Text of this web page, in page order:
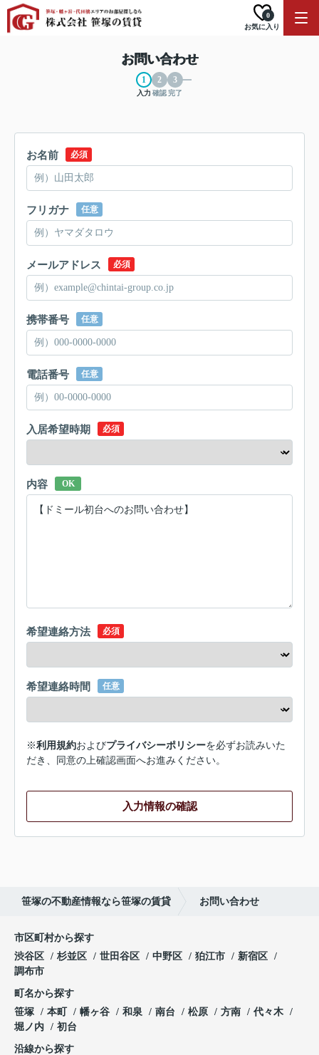
お気に入り
0
お問い合わせ
入力 確認完了
お名前 必須
フリガナ 任意
メールアドレス 必須
携帯番号 任意
電話番号 任意
入居希望時期 必須
内容 OK
希望連絡方法 必須
希望連絡時間 任意
※利用規約およびプライバシーポリシーを必ずお読みいた
だき、同意の上確認画面へお進みください。
入力情報の確認
笹塚の不動産情報なら笹塚の賃貸 お問い合わせ
市区町村から探す
渋谷区
杉並区 世田谷区 中野区 狛江市
新宿区
調布市
町名から探す
笹塚
本町 幡ヶ谷 和泉 南台 松原 方南
代々木
堀ノ内
初台
沿線から探す